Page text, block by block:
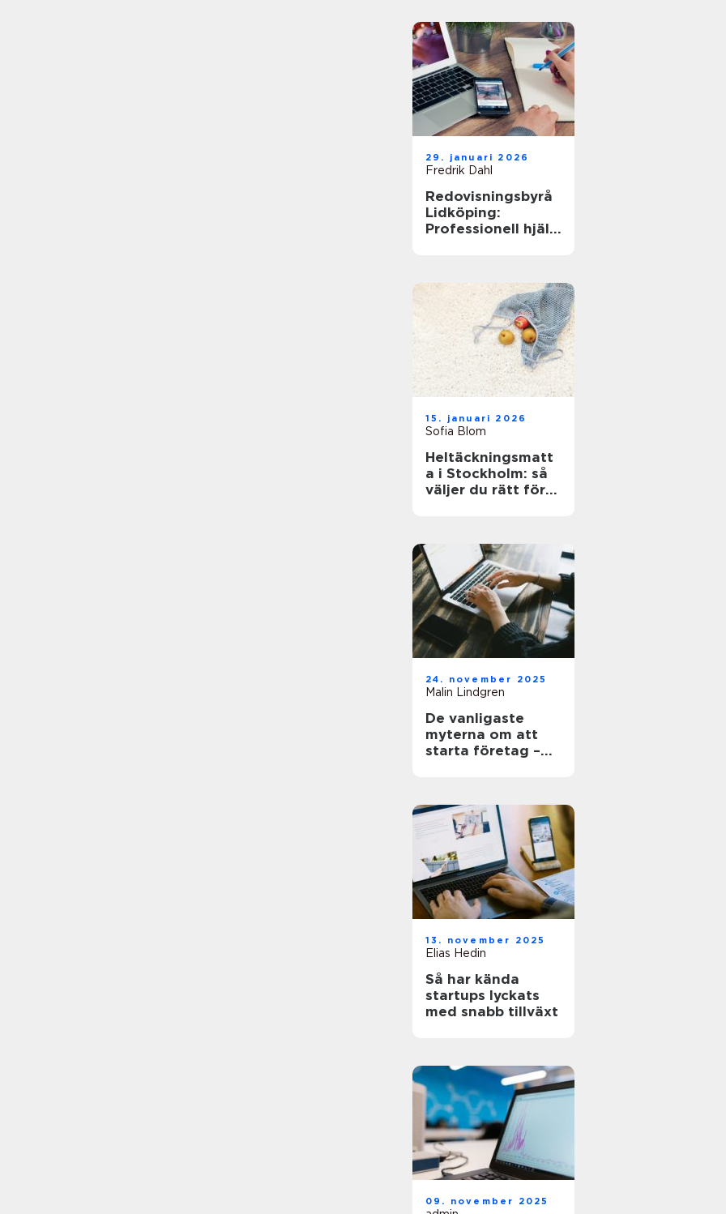
29. januari 2026
Fredrik Dahl
Redovisningsbyrå
Lidköping:
Professionell hjälp
15. januari 2026
Sofia Blom
Heltäckningsmatt
a i Stockholm: så
väljer du rätt för
24. november 2025
Malin Lindgren
De vanligaste
myterna om att
starta företag –
13. november 2025
Elias Hedin
Så har kända
startups lyckats
med snabb tillväxt
09. november 2025